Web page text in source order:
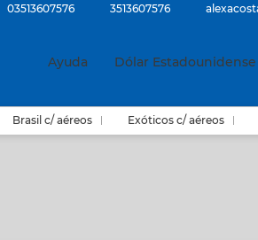
03513607576 3513607576
Ayuda Dólar Estadounidense
Brasil c/ aéreos Exóticos c/ aéreos